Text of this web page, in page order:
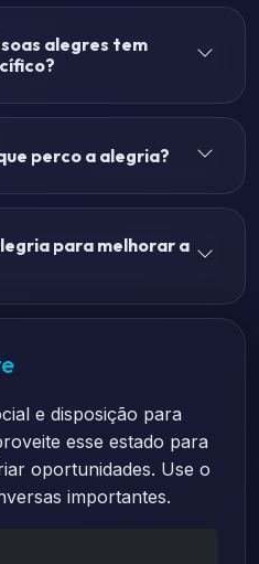
alegres tem
perco a alegria?
para melhorar a
e disposição para
esse estado para
oportunidades. Use o
importantes.